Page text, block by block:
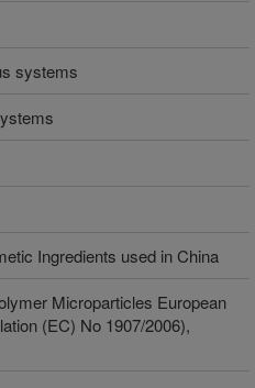
systems
Ingredients used in China
Microparticles European
(EC) No 1907/2006),